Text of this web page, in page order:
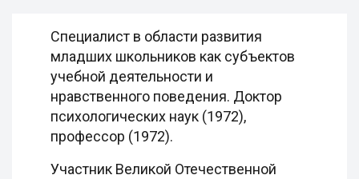
Специалист в области развития
младших школьников как субъектов
учебной деятельности и
нравственного поведения. Доктор
психологических наук (1972),
профессор (1972).
Участник Великой Отечественной